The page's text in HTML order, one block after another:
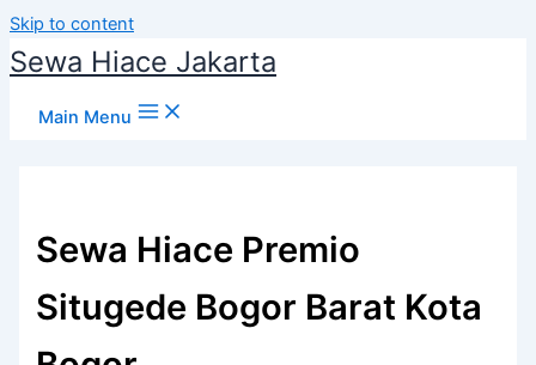
Skip to content
Sewa Hiace Jakarta
Main Menu
Sewa Hiace Premio
Situgede Bogor Barat Kota